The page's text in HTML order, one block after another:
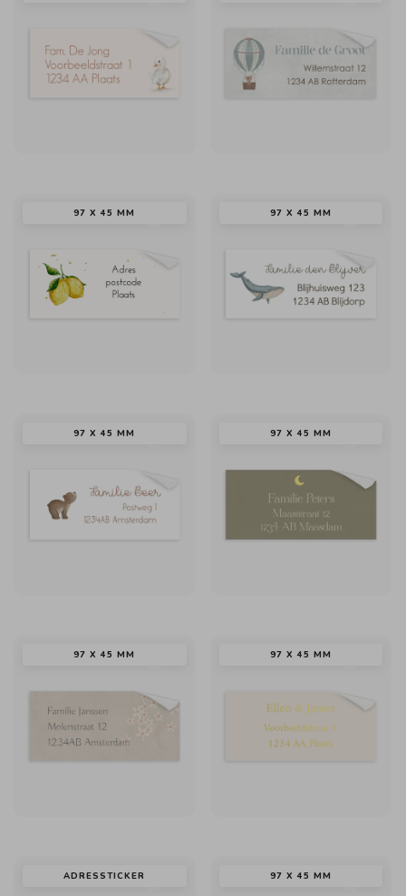
97 X 45 MM 97 X 45 MM
97 X 45 MM 97 X 45 MM
97 X 45 MM 97 X 45 MM
ADRESSTICKER 97 X 45 MM